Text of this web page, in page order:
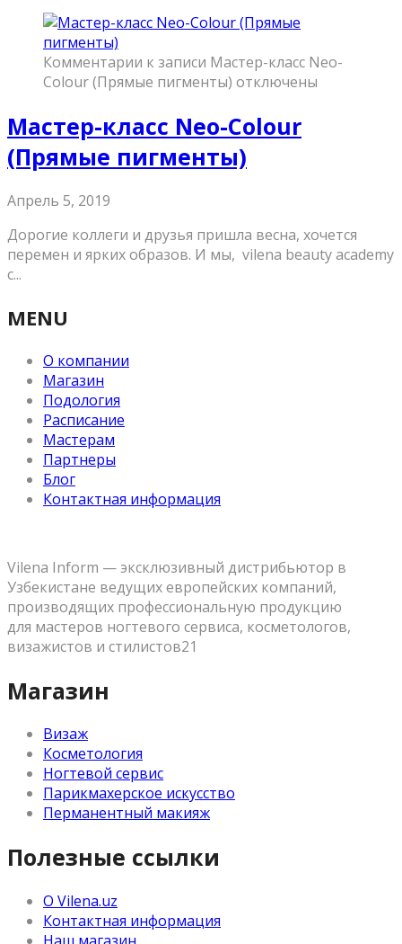
Комментарии к записи Мастер-класс Neo-
Colour (Прямые пигменты) отключены
Мастер-класс Neo-Colour
(Прямые пигменты)
Апрель 5, 2019
Дорогие коллеги и друзья пришла весна, хочется
перемен и ярких образов. И мы, vilena beauty academy
с...
MENU
О компании
Магазин
Подология
Расписание
Мастерам
Партнеры
Блог
Контактная информация
Vilena Inform — эксклюзивный дистрибьютор в
Узбекистане ведущих европейских компаний,
производящих профессиональную продукцию
для мастеров ногтевого сервиса, косметологов,
визажистов и стилистов21
Магазин
Визаж
Косметология
Ногтевой сервис
Парикмахерское искусство
Перманентный макияж
Полезные ссылки
О Vilena.uz
Контактная информация